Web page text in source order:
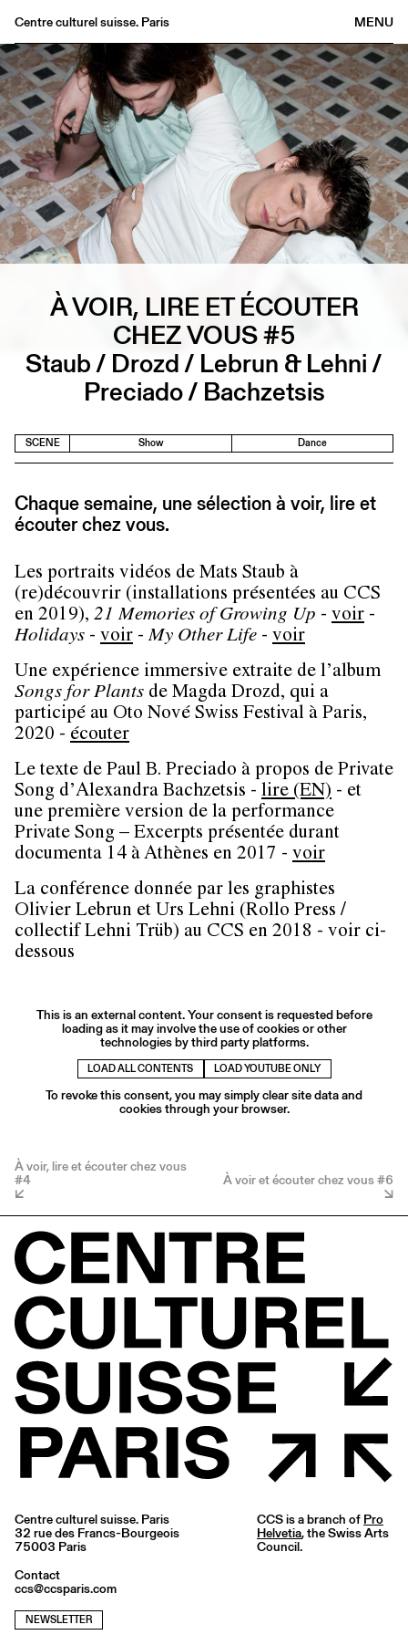
MENU
Centre culturel suisse. Paris
Agenda
Bookshop
Buvette
Archives
Medias
Publications
About
FR/EN
À VOIR, LIRE ET ÉCOUTER
CHEZ VOUS #5
Staub / Drozd / Lebrun & Lehni /
Preciado / Bachzetsis
SCENE Show Dance
Chaque semaine, une sélection à voir, lire et
écouter chez vous.
Les portraits vidéos de Mats Staub à
(re)découvrir (installations présentées au CCS
en 2019), 21 Memories of Growing Up - voir -
Holidays - voir -My Other Life - voir
Une expérience immersive extraite de l’album
Songs for Plants de Magda Drozd, qui a
participé au Oto Nové Swiss Festival à Paris,
2020 - écouter
Le texte de Paul B. Preciado à propos de Private
Song d’Alexandra Bachzetsis - lire (EN) - et
une première version de la performance
Private Song – Excerpts présentée durant
documenta 14 à Athènes en 2017 - voir
La conférence donnée par les graphistes
Olivier Lebrun et Urs Lehni (Rollo Press /
collectif Lehni Trüb) au CCS en 2018 - voir ci-
dessous
This is an external content. Your consent is requested before
loading as it may involve the use of cookies or other
technologies by third party platforms.
LOAD ALL CONTENTS LOAD YOUTUBE ONLY
To revoke this consent, you may simply clear site data and
cookies through your browser.
À voir, lire et écouter chez vous
#4 À voir et écouter chez vous #6
Centre culturel suisse. Paris
32 rue des Francs-Bourgeois
75003 Paris
Contact
ccs@ccsparis.com
NEWSLETTER
CCS is a branch of Pro
Helvetia, the Swiss Arts
Council.